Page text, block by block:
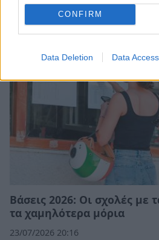
CONFIRM
Data Deletion Data Access
25/07/2026 09:07
Βάσεις 2026: Οι σχολές με
τα χαμηλότερα μόρια
23/07/2026 20:16